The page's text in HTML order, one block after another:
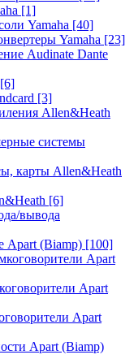
[1]
Yamaha [40]
Yamaha [23]
Audinate Dante
[6]
[3]
Allen&Heath
системы
карты Allen&Heath
[6]
вывода
Apart (Biamp) [100]
Apart
Apart
Apart
Apart (Biamp)